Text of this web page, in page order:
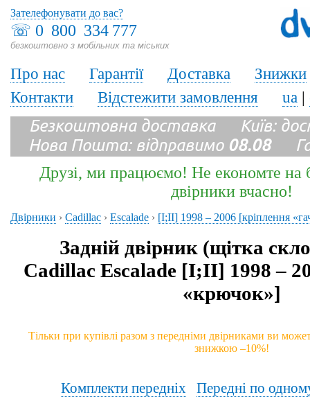
☏ 0 800 334 777
безкоштовно з мобільних та міських
Зателефонувати до вас?
Про нас Гарантії Доставка
Знижки
Контакти
Відстежити замовлення ua |
Безкоштовна доставка Київ:
Нова Пошта: відправимо 08.08
Друзі, ми працюємо! Не економте на
двірники вчасно!
Двірники › Cadillac › Escalade › [I;II] 1998 – 2006 [кріплення
Задній двірник (щітка
Cadillac Escalade [I;II] 1998 –
«крючок»]
Тільки при купівлі разом з передніми двірниками ви
знижкою –10%!
Комплекти передніх Передні по